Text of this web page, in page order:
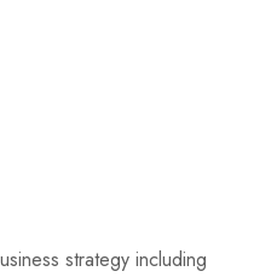
strategy including